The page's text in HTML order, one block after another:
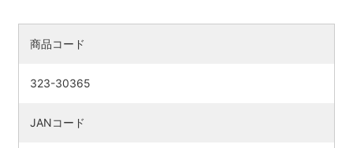
商品コード
323-30365
JANコード